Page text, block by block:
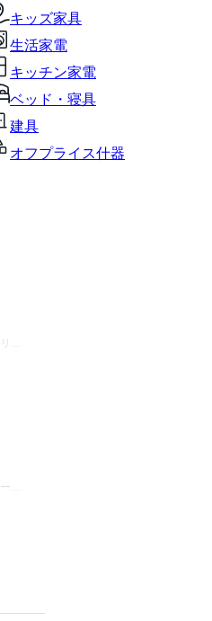
キッズ家具
生活家電
キッチン家電
ベッド・寝具
建具
オフプライス什器